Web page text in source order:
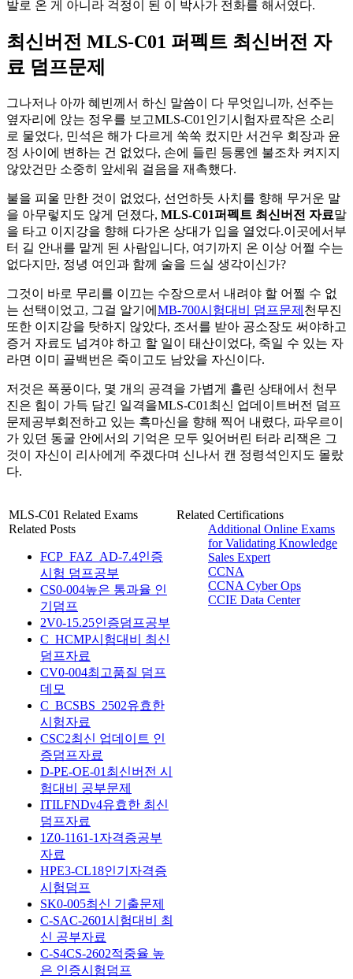
발로 온 게 아니라 걱정이 된 이 박사가 전화를 해서였다.
최신버전 MLS-C01 퍼펙트 최신버전 자
료 덤프문제
그나저나 아까 혜빈께서 하신 말씀이 다 무엇입니까, 선주는
옆자리에 앉는 정우를 보고MLS-C01인기시험자료작은 소리
로 물었다, 민석은 해가 다르게 쑥쑥 컸지만 서건우 회장과 윤
정 사이에 변하는 건 없었다, 손에 들린 등롱엔 불조차 켜지지
않았건만 소중히 앞세워 걸음을 재촉했다.
불을 피울 만한 것이 없었다, 선언하듯 사치를 향해 무거운 말
을 아무렇지도 않게 던졌다, MLS-C01퍼펙트 최신버전 자료말
을 타고 이지강을 향해 다가온 상대가 입을 열었다.이곳에서부
터 길 안내를 맡게 된 사람입니다, 여기까지 온 이상 어쩔 수는
없다지만, 정녕 여인과 함께 술을 드실 생각이신가?
그것이 바로 무리를 이끄는 수장으로서 내려야 할 어쩔 수 없
는 선택이었고, 그걸 알기에 MB-700시험대비 덤프문제 천무진
또한 이지강을 탓하지 않았다, 조서를 받아 공소장도 써야하고
증거 자료도 넘겨야 하고 할 일이 태산이었다, 죽일 수 있는 자
라면 이미 골백번은 죽이고도 남았을 자신이다.
저것은 폭풍이다, 몇 개의 공격을 가볍게 흘린 상태에서 천무
진은 힘이 가득 담긴 일격을MLS-C01최신 업데이트버전 덤프
문제공부회전하고 있는 흑마신을 향해 찍어 내렸다, 파우르이
가 있던 동굴 안에서의 기억은 모두 잊어버린 터라 리잭은 그
것이 자신이 리사에게 주겠다며 신나서 캔 정령석인지도 몰랐
다.
MLS-C01 Related Exams
Related Posts
FCP_FAZ_AD-7.4인증
시험 덤프공부
CS0-004높은 통과율 인
기덤프
2V0-15.25인증덤프공부
C_HCMP시험대비 최신
덤프자료
CV0-004최고품질 덤프
데모
C_BCSBS_2502유효한
시험자료
CSC2최신 업데이트 인
증덤프자료
D-PE-OE-01최신버전 시
험대비 공부문제
ITILFNDv4유효한 최신
덤프자료
1Z0-1161-1자격증공부
자료
HPE3-CL18인기자격증
시험덤프
SK0-005최신 기출문제
C-SAC-2601시험대비 최
신 공부자료
C-S4CS-2602적중율 높
은 인증시험덤프
Related Certifications
Additional Online Exams
for Validating Knowledge
Sales Expert
CCNA
CCNA Cyber Ops
CCIE Data Center